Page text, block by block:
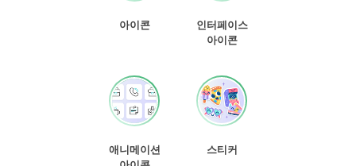
아이콘
인터페이스
아이콘
애니메이션
스티커